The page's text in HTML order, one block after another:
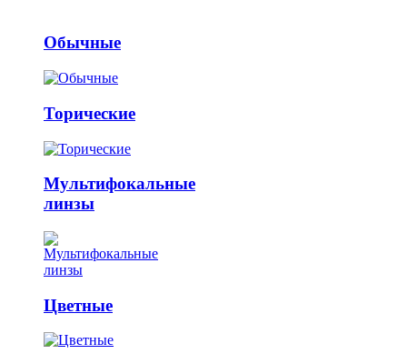
Обычные
Торические
Мультифокальные
линзы
Цветные